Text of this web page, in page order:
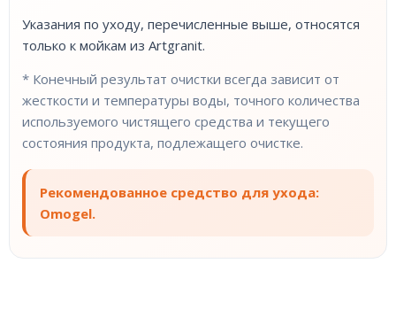
Указания по уходу, перечисленные выше, относятся
только к мойкам из Artgranit.
* Конечный результат очистки всегда зависит от
жесткости и температуры воды, точного количества
используемого чистящего средства и текущего
состояния продукта, подлежащего очистке.
Рекомендованное средство для ухода:
Omogel.